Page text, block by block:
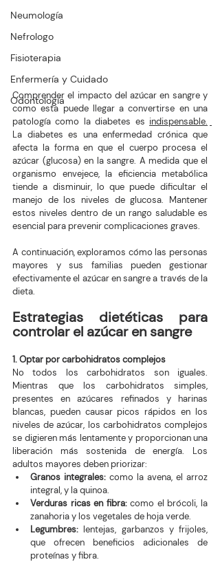
Neumología
Nefrologo
Fisioterapia
Enfermería y Cuidado
Odontología
Comprender el impacto del azúcar en sangre y
como esta puede llegar a convertirse en una
patología como la diabetes es indispensable.
La diabetes es una enfermedad crónica que
afecta la forma en que el cuerpo procesa el
azúcar (glucosa) en la sangre. A medida que el
organismo envejece, la eficiencia metabólica
tiende a disminuir, lo que puede dificultar el
manejo de los niveles de glucosa. Mantener
estos niveles dentro de un rango saludable es
esencial para prevenir complicaciones graves.
A continuación, exploramos cómo las personas
mayores y sus familias pueden gestionar
efectivamente el azúcar en sangre a través de la
dieta.
Estrategias dietéticas para
controlar el azúcar en sangre
1. Optar por carbohidratos complejos
No todos los carbohidratos son iguales.
Mientras que los carbohidratos simples,
presentes en azúcares refinados y harinas
blancas, pueden causar picos rápidos en los
niveles de azúcar, los carbohidratos complejos
se digieren más lentamente y proporcionan una
liberación más sostenida de energía. Los
adultos mayores deben priorizar:
Granos integrales: como la avena, el arroz
integral, y la quinoa.
Verduras ricas en fibra: como el brócoli, la
zanahoria y los vegetales de hoja verde.
Legumbres: lentejas, garbanzos y frijoles,
que ofrecen beneficios adicionales de
proteínas y fibra.